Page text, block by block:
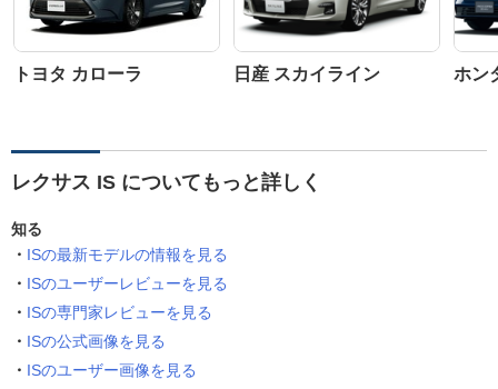
トヨタ カローラ 日産 スカイライン ホン
レクサス IS についてもっと詳しく
知る
ISの最新モデルの情報を見る
ISのユーザーレビューを見る
ISの専門家レビューを見る
ISの公式画像を見る
ISのユーザー画像を見る